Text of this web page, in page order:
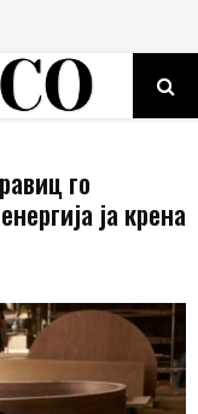
го
ја крена